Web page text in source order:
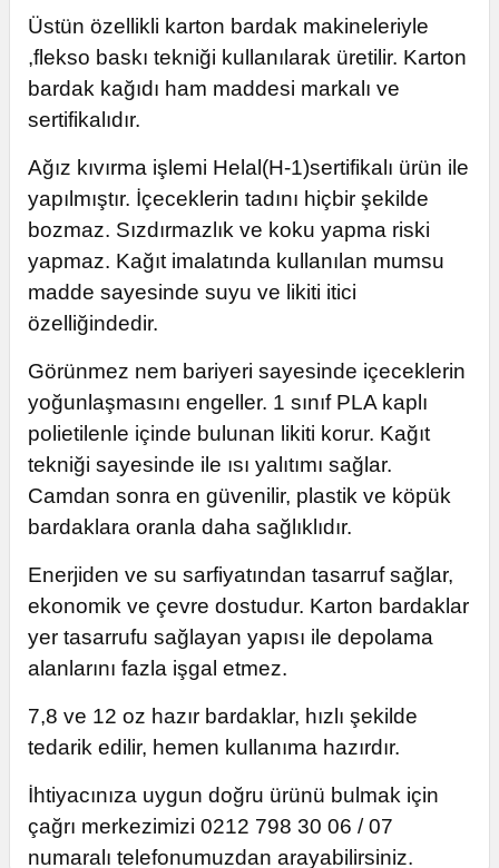
Üstün özellikli karton bardak makineleriyle
,flekso baskı tekniği kullanılarak üretilir. Karton
bardak kağıdı ham maddesi markalı ve
sertifikalıdır.
Ağız kıvırma işlemi Helal(H-1)sertifikalı ürün ile
yapılmıştır. İçeceklerin tadını hiçbir şekilde
bozmaz. Sızdırmazlık ve koku yapma riski
yapmaz. Kağıt imalatında kullanılan mumsu
madde sayesinde suyu ve likiti itici
özelliğindedir.
Görünmez nem bariyeri sayesinde içeceklerin
yoğunlaşmasını engeller. 1 sınıf PLA kaplı
polietilenle içinde bulunan likiti korur. Kağıt
tekniği sayesinde ile ısı yalıtımı sağlar.
Camdan sonra en güvenilir, plastik ve köpük
bardaklara oranla daha sağlıklıdır.
Enerjiden ve su sarfiyatından tasarruf sağlar,
ekonomik ve çevre dostudur. Karton bardaklar
yer tasarrufu sağlayan yapısı ile depolama
alanlarını fazla işgal etmez.
7,8 ve 12 oz hazır bardaklar, hızlı şekilde
tedarik edilir, hemen kullanıma hazırdır.
İhtiyacınıza uygun doğru ürünü bulmak için
çağrı merkezimizi 0212 798 30 06 / 07
numaralı telefonumuzdan arayabilirsiniz.